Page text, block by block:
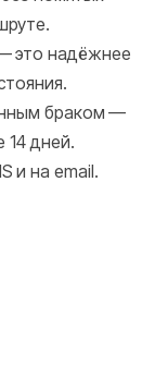
это надёжнее
браком —
14 дней.
и на email.